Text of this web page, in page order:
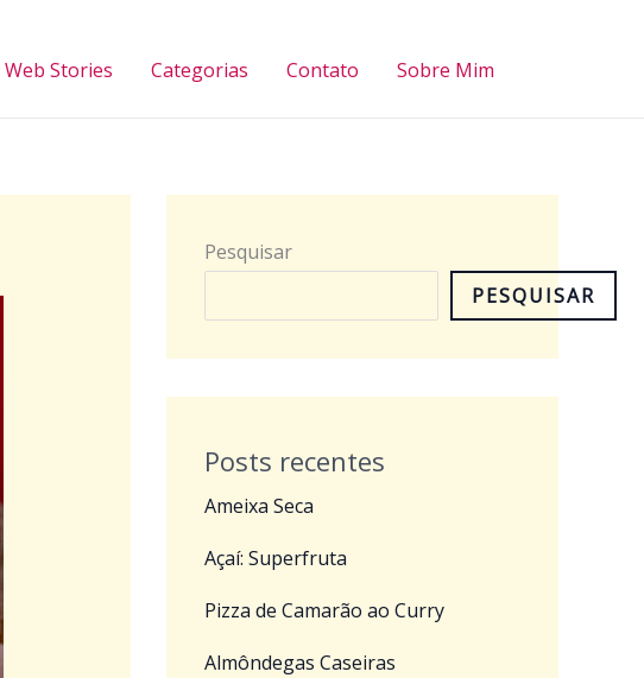
Web Stories Categorias Contato Sobre Mim
Pesquisar
PESQUISAR
Posts recentes
Ameixa Seca
Açaí: Superfruta
Pizza de Camarão ao Curry
Almôndegas Caseiras